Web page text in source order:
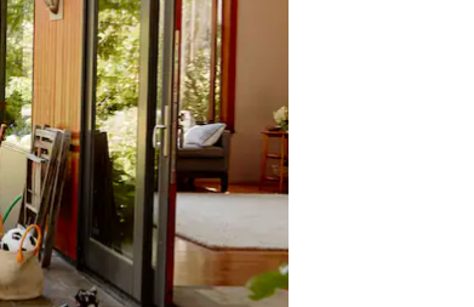
y hacia abajo, o bien tocando y deslizando la pantalla.